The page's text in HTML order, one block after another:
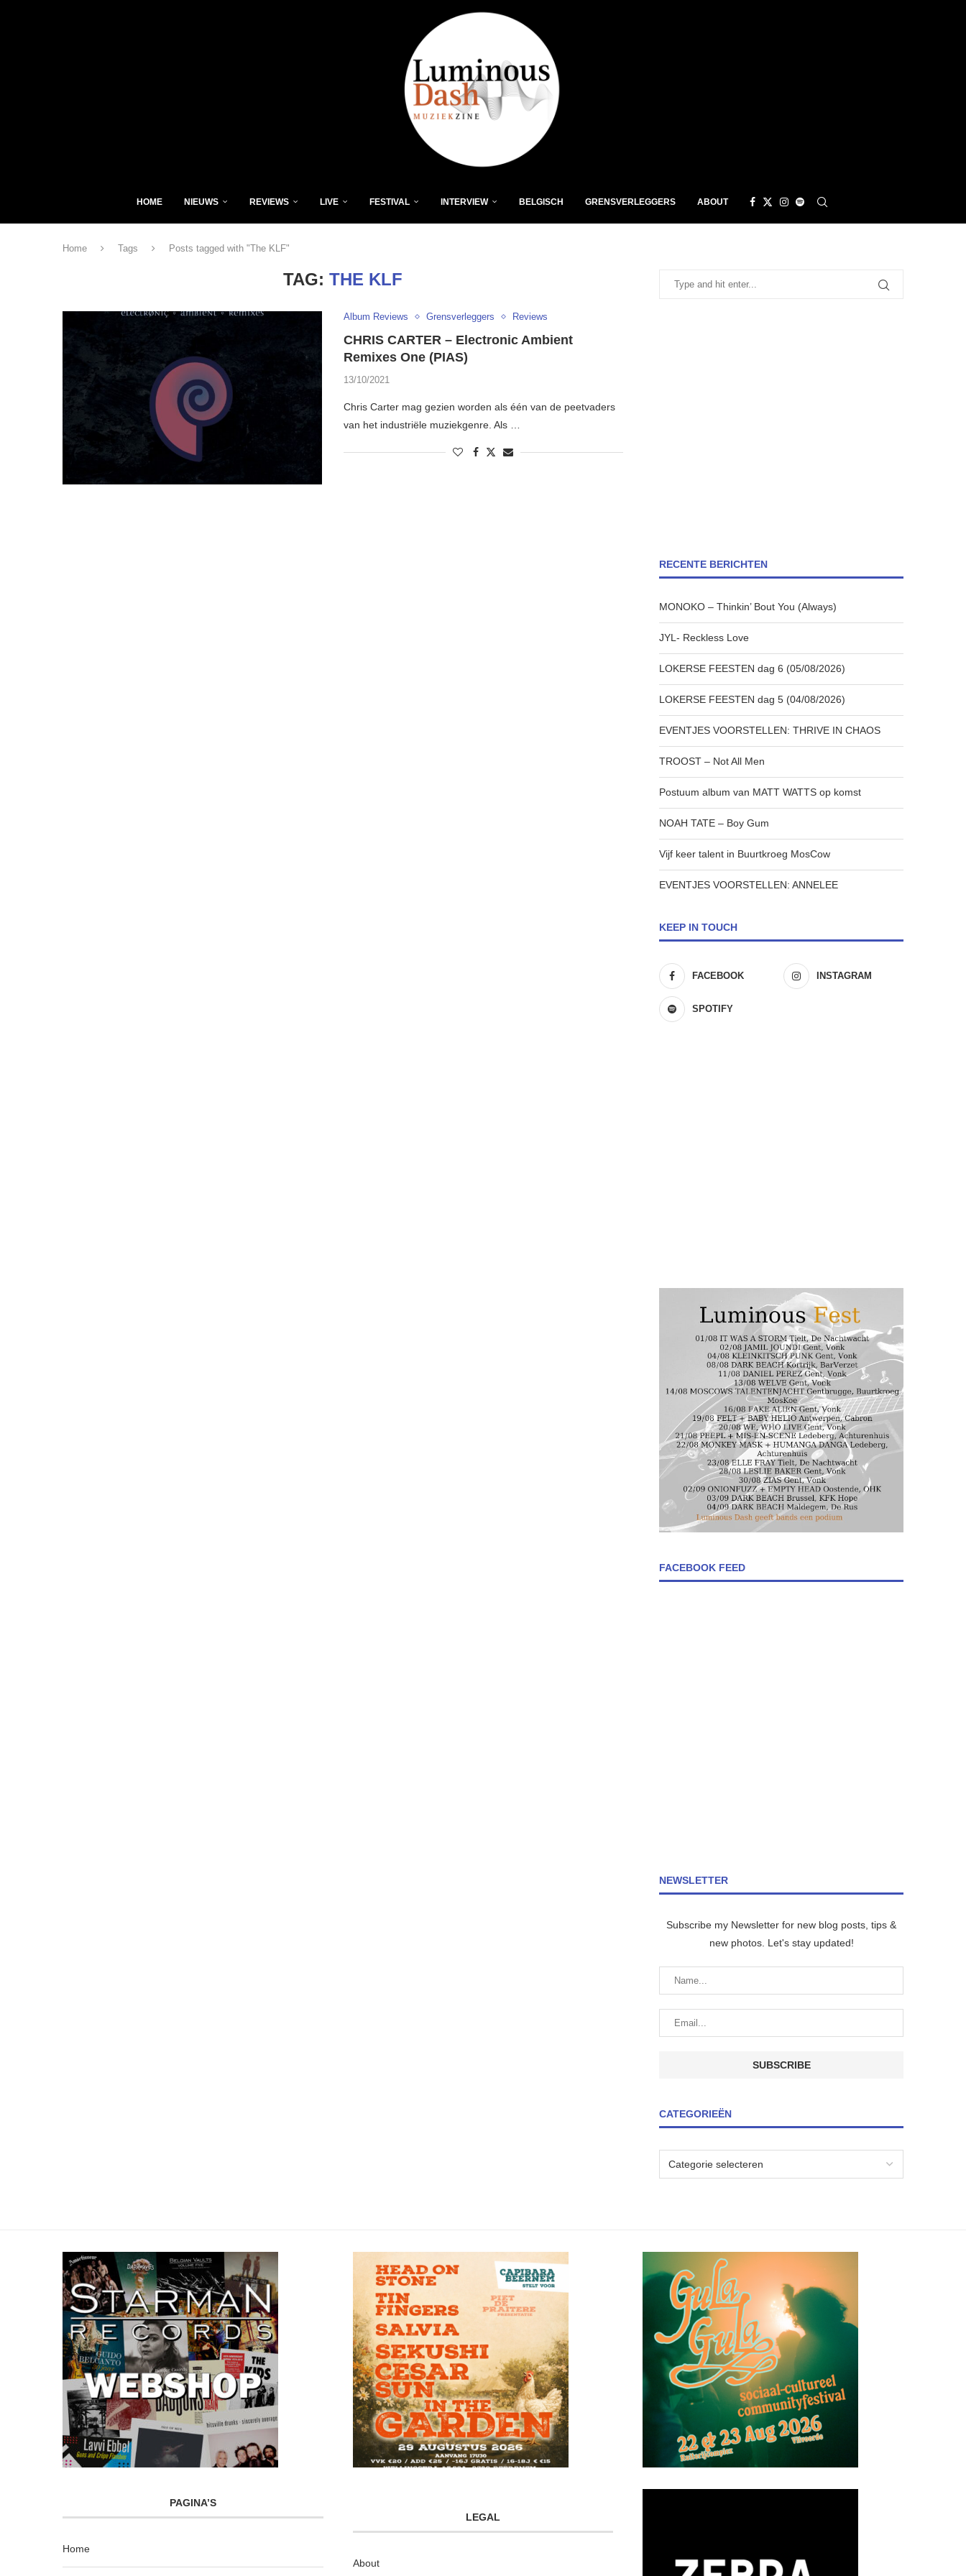
HOME NIEUWS REVIEWS LIVE FESTIVAL INTERVIEW BELGISCH GRENSVERLEGGERS ABOUT
Home Tags Posts tagged with "The KLF"
TAG: THE KLF
Album Reviews Grensverleggers Reviews
CHRIS CARTER – Electronic Ambient
Remixes One (PIAS)
13/10/2021
Chris Carter mag gezien worden als één van de peetvaders
van het industriële muziekgenre. Als …
RECENTE BERICHTEN
MONOKO – Thinkin’ Bout You (Always)
JYL- Reckless Love
LOKERSE FEESTEN dag 6 (05/08/2026)
LOKERSE FEESTEN dag 5 (04/08/2026)
EVENTJES VOORSTELLEN: THRIVE IN CHAOS
TROOST – Not All Men
Postuum album van MATT WATTS op komst
NOAH TATE – Boy Gum
Vijf keer talent in Buurtkroeg MosCow
EVENTJES VOORSTELLEN: ANNELEE
KEEP IN TOUCH
FACEBOOK INSTAGRAM
SPOTIFY
FACEBOOK FEED
NEWSLETTER
Subscribe my Newsletter for new blog posts, tips &
new photos. Let's stay updated!
CATEGORIEËN
PAGINA’S
Home
LEGAL
About